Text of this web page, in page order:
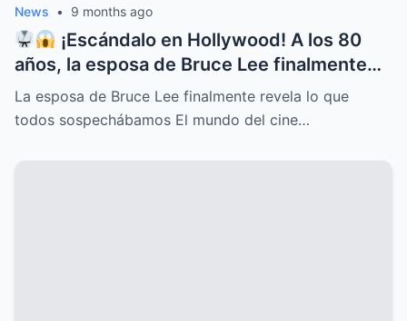
News • 9 months ago
¡Escándalo en Hollywood! A los 80
años, la esposa de Bruce Lee finalmente
rompe el silencio y revela lo que todos
sospechábamos: secretos ocultos,
La esposa de Bruce Lee finalmente revela lo que
todos sospechábamos El mundo del cine…